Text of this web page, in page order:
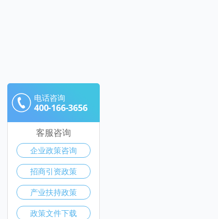
电话咨询
400-166-3656
客服咨询
企业政策咨询
招商引资政策
产业扶持政策
政策文件下载